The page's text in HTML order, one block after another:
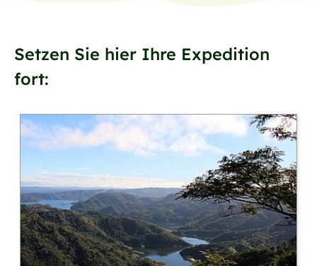
Setzen Sie hier Ihre Expedition
fort: